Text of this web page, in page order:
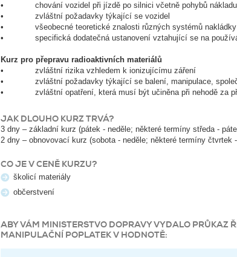
• chování vozidel při jízdě po silnici včetně pohybů nákladu
• zvláštní požadavky týkající se vozidel
• všeobecné teoretické znalosti různých systémů nakládky
• specifická dodatečná ustanovení vztahující se na
Kurz pro přepravu radioaktivních materiálů
• zvláštní rizika vzhledem k ionizujícímu záření
• zvláštní požadavky týkající se balení, manipulace,
• zvláštní opatření, která musí být učiněna při nehodě za
JAK DLOUHO KURZ TRVÁ?
3 dny – základní kurz (pátek - neděle; některé termíny středa -
2 dny – obnovovací kurz (sobota - neděle; některé termíny čtvrtek
CO JE V CENĚ KURZU?
školicí materiály
občerstvení
ABY VÁM MINISTERSTVO DOPRAVY VYDALO PRŮKAZ
MANIPULAČNÍ POPLATEK V HODNOTĚ: